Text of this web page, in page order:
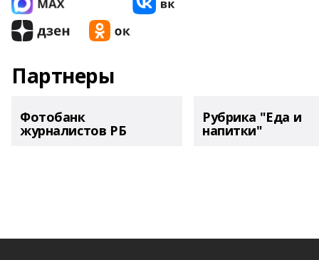
Партнеры
Фотобанк
журналистов РБ
Рубрика "Еда и
напитки"